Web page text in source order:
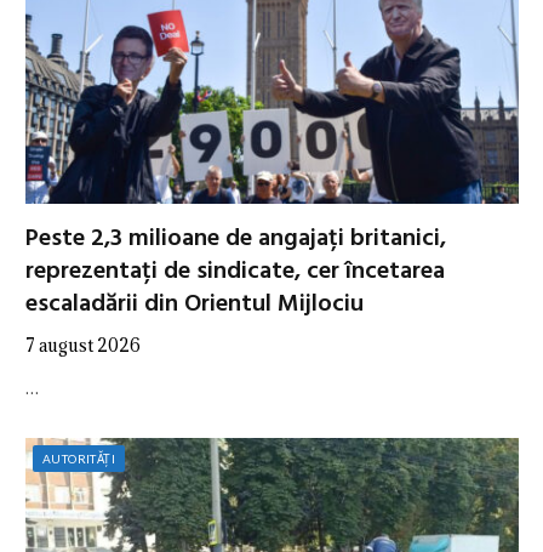
Peste 2,3 milioane de angajați britanici,
reprezentați de sindicate, cer încetarea
escaladării din Orientul Mijlociu
7 august 2026
…
AUTORITĂȚI